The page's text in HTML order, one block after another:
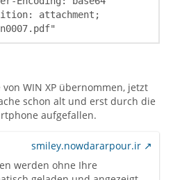
WIN XP übernommen, jetzt
schon alt und erst durch die
aufgefallen.
smiley.nowdararpour.ir
werden ohne Ihre